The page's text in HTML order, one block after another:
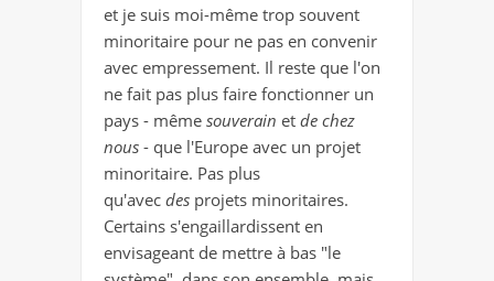
et je suis moi-même trop souvent
minoritaire pour ne pas en convenir
avec empressement. Il reste que l'on
ne fait pas plus faire fonctionner un
pays - même souverain et de chez
nous - que l'Europe avec un projet
minoritaire. Pas plus
qu'avec des projets minoritaires.
Certains s'engaillardissent en
envisageant de mettre à bas "le